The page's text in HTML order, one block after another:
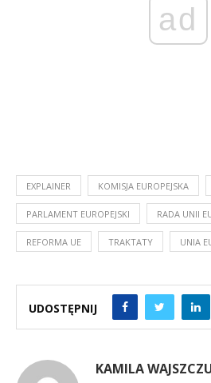
ad
EXPLAINER KOMISJA EUROPEJSKA
PARLAMENT EUROPEJSKI RADA UNII
REFORMA UE TRAKTATY UNIA
UDOSTĘPNIJ
KAMILA